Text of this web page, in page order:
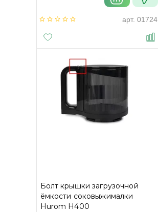
арт. 01724
Болт крышки загрузочной
ёмкости соковыжималки
Hurom H400